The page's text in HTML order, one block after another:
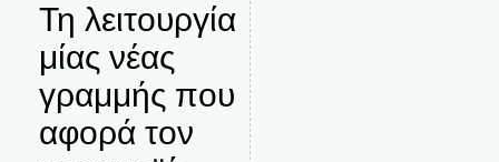
Τη λειτουργία
μίας νέας
γραμμής που
αφορά τον